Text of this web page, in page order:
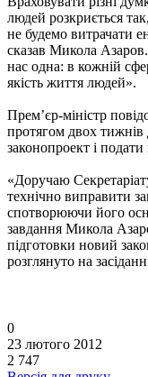
людей розкриється
не будемо витрачати
сказав Микола
нас одна: в кожній
якість життя людей».
Прем’єр-міністр
протягом двох
законопроект і
«Доручаю
технічно виправити
спотворюючи його
завдання Микола
підготовки новий
розглянуто на
0
23 лютого 2012
2 747